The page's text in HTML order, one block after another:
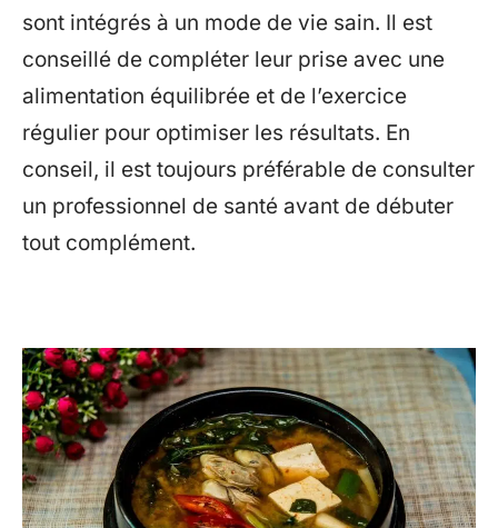
sont intégrés à un mode de vie sain. Il est
conseillé de compléter leur prise avec une
alimentation équilibrée et de l’exercice
régulier pour optimiser les résultats. En
conseil, il est toujours préférable de consulter
un professionnel de santé avant de débuter
tout complément.